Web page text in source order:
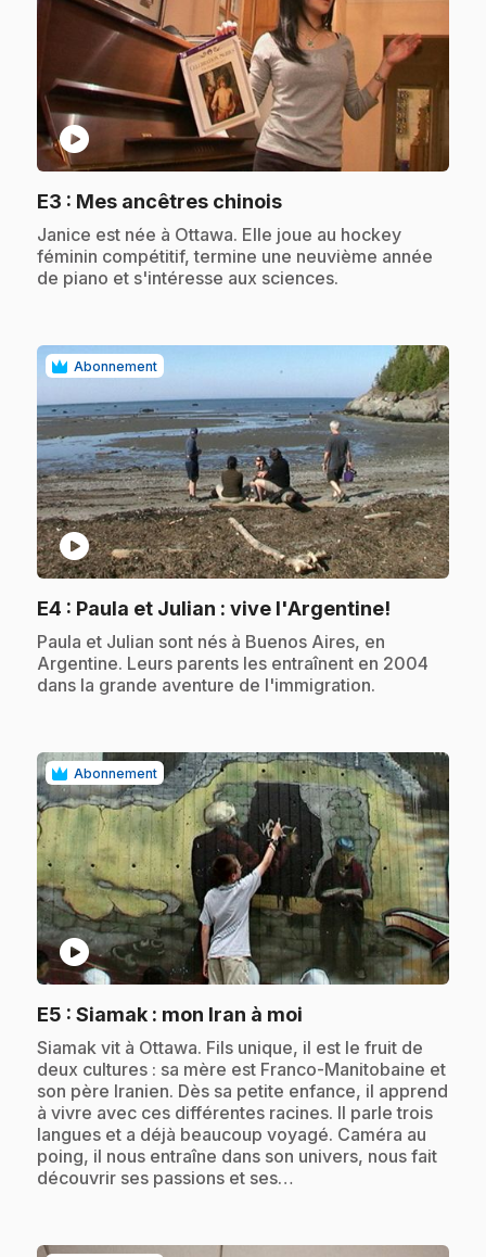
play_circle
E3 : Mes ancêtres chinois.
.Janice est née à Ottawa. Elle joue au hockey
féminin compétitif, termine une neuvième année
de piano et s'intéresse aux sciences.
Abonnement
play_circle
E4 : Paula et Julian : vive l'Argentine!
.Paula et Julian sont nés à Buenos Aires, en
Argentine. Leurs parents les entraînent en 2004
dans la grande aventure de l'immigration.
Abonnement
play_circle
E5 : Siamak : mon Iran à moi
.Siamak vit à Ottawa. Fils unique, il est le fruit de
deux cultures : sa mère est Franco-Manitobaine et
son père Iranien. Dès sa petite enfance, il apprend
à vivre avec ces différentes racines. Il parle trois
langues et a déjà beaucoup voyagé. Caméra au
poing, il nous entraîne dans son univers, nous fait
découvrir ses passions et ses…